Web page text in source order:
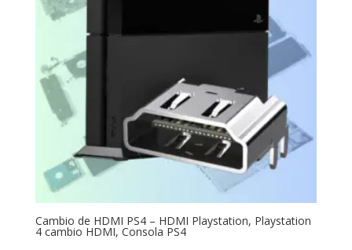
Cambio de HDMI PS4 – HDMI Playstation, Playstation
4 cambio HDMI, Consola PS4